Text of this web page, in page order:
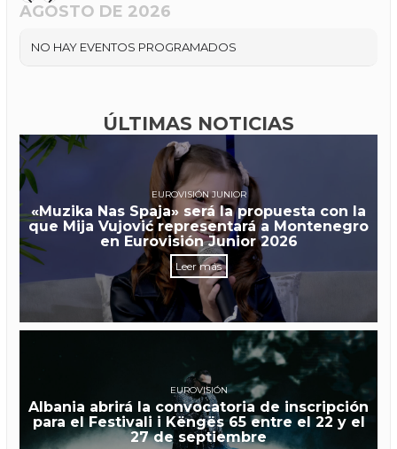
AGOSTO DE 2026
NO HAY EVENTOS PROGRAMADOS
ÚLTIMAS NOTICIAS
EUROVISIÓN JUNIOR
«Muzika Nas Spaja» será la propuesta con la
que Mija Vujović representará a Montenegro
en Eurovisión Junior 2026
Leer más
EUROVISIÓN
Albania abrirá la convocatoria de inscripción
para el Festivali i Këngës 65 entre el 22 y el
27 de septiembre